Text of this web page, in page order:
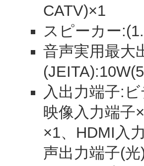
CATV)×1
スピーカー
音声実用最大
入出力端子:
映像入力端子
×1、HDMI入
声出力端子(